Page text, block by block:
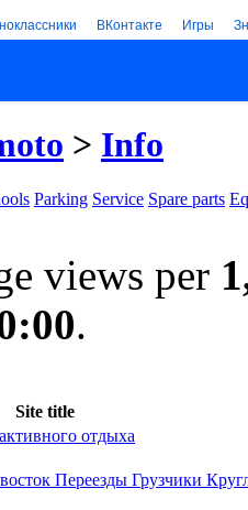
ВКонтакте Игры
> Info
Parking Service Spare parts
views per
.
Site title
отдыха
Переезды Грузчики